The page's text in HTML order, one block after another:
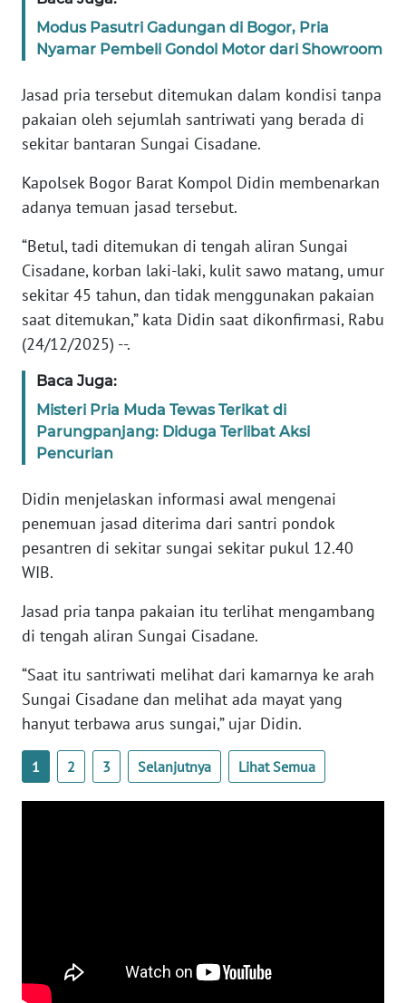
Modus Pasutri Gadungan di Bogor, Pria
Nyamar Pembeli Gondol Motor dari Showroom
Jasad pria tersebut ditemukan dalam kondisi tanpa
pakaian oleh sejumlah santriwati yang berada di
sekitar bantaran Sungai Cisadane.
Kapolsek Bogor Barat Kompol Didin membenarkan
adanya temuan jasad tersebut.
“Betul, tadi ditemukan di tengah aliran Sungai
Cisadane, korban laki-laki, kulit sawo matang, umur
sekitar 45 tahun, dan tidak menggunakan pakaian
saat ditemukan,” kata Didin saat dikonfirmasi, Rabu
(24/12/2025) --.
Baca Juga:
Misteri Pria Muda Tewas Terikat di
Parungpanjang: Diduga Terlibat Aksi
Pencurian
Didin menjelaskan informasi awal mengenai
penemuan jasad diterima dari santri pondok
pesantren di sekitar sungai sekitar pukul 12.40
WIB.
Jasad pria tanpa pakaian itu terlihat mengambang
di tengah aliran Sungai Cisadane.
“Saat itu santriwati melihat dari kamarnya ke arah
Sungai Cisadane dan melihat ada mayat yang
hanyut terbawa arus sungai,” ujar Didin.
1 2 3 Selanjutnya Lihat Semua
TENTANG
KAMI
PEDOMAN
MEDIA
SIBER
REDAKSI
DISCLAIMER
Wahana
News
WN
SUMUT
JAKARTA
WN
JABAR
WN
BANTEN
WN
NTT
KEPRI
RIAU